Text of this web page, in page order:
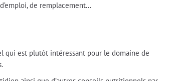
de remplacement...
qui est plutôt intéressant pour le domaine de